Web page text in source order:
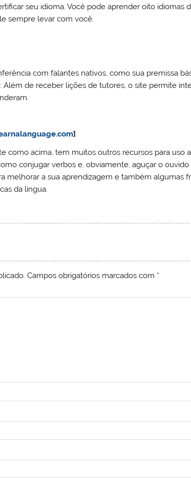
seu idioma. Você pode aprender oito idiomas
sempre levar com você.
com falantes nativos, como sua premissa
Além de receber lições de tutores, o site permite
]
como acima, tem muitos outros recursos para uso
conjugar verbos e, obviamente, aguçar o
melhorar a sua aprendizagem e também algumas
da língua.
Campos obrigatórios marcados com *